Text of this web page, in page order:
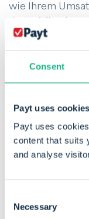
Consent
Payt uses cookies
Payt uses
content that suits
and analyse
Selection
Necessary
wie Ihrem
dem Risiko Ihrer
Unternehmen
Wichtige Punkte,
Handelt es
Regress)
Gibt es